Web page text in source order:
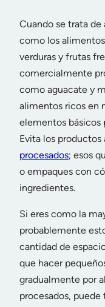
Cuando se trata
como los
verduras y frutas
comercialmente
como aguacate y
alimentos ricos en
elementos básicos
Evita los
procesados; esos
o empaques con
ingredientes.
Si eres como la
probablemente
cantidad de
que hacer
gradualmente por
procesados,